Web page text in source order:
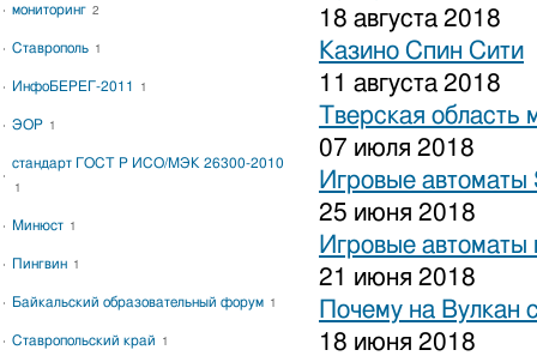
18 августа 2018
Казино Спин Сити
11 августа 2018
Тверская область
07 июля 2018
Игровые автоматы
25 июня 2018
Игровые
21 июня 2018
Почему на Вулкан
18 июня 2018
мониторинг 2
Ставрополь 1
ИнфоБЕРЕГ-2011 1
ЭОР 1
стандарт ГОСТ Р ИСО/МЭК 26300-2010
1
Минюст 1
Пингвин 1
Байкальский образовательный форум 1
Ставропольский край 1